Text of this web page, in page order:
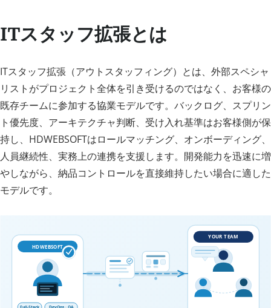
ITスタッフ拡張とは
ITスタッフ拡張（アウトスタッフィング）とは、外部スペシャ
リストがプロジェクト全体を引き受けるのではなく、お客様の
既存チームに参加する協業モデルです。バックログ、スプリン
ト優先度、アーキテクチャ判断、受け入れ基準はお客様側が保
持し、HDWEBSOFTはロールマッチング、オンボーディング、
人員継続性、実務上の連携を支援します。開発能力を迅速に増
やしながら、納品コントロールを直接維持したい場合に適した
モデルです。